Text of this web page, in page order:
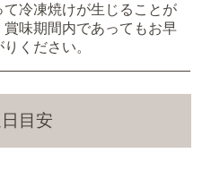
て冷凍焼けが生じることが
賞味期間内であってもお早
ください。
目安